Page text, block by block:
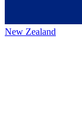
New Zealand